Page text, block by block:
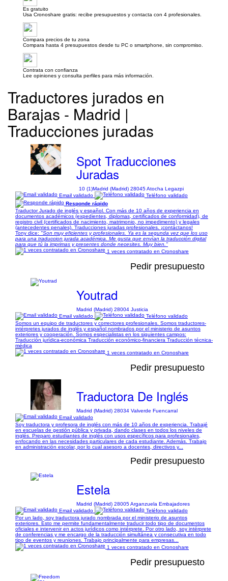
Es gratuito
Usa Cronoshare gratis: recibe presupuestos y contacta con 4 profesionales.
Compara precios de tu zona
Compara hasta 4 presupuestos desde tu PC o smartphone, sin compromiso.
Contrata con confianza
Lee opiniones y consulta perfiles para más información.
Traductores jurados en
Barajas - Madrid |
Traducciones juradas
Spot Traducciones
Juradas
10 (1)Madrid (Madrid) 28045 Atocha Legazpi
Email validado
Teléfono validado
Responde rápido
Traductor Jurado de inglés y español. Con más de 10 años de experiencia en
documentos académicos (expedientes, diplomas, certificados de conformidad), de
registro civil (certificados de nacimiento, matrimonio, no impedimento) y legales
(antecedentes penales). Traducciones juradas profesionales. ¡contáctanos!
Tony dice: "Son muy eficientes y profesionales. Ya es la segunda vez que los uso
para una traduccion jurada académica. Me gusta que envían la traducción digital
para que tú la imprimas y presentes donde necesites. Muy bien."
1 veces contratado en Cronoshare
Pedir presupuesto
Youtrad
Madrid (Madrid) 28004 Justicia
Email validado
Teléfono validado
Somos un equipo de traductores y correctores profesionales. Somos traductores-
intérpretes jurados de inglés y español nombrados por el ministerio de asuntos
exteriores y cooperación. Somos especialistas en los siguientes campos:
Traducción jurídica-económica Traducción económico-financiera Traducción técnica-
médica
1 veces contratado en Cronoshare
Pedir presupuesto
Traductora De Inglés
Madrid (Madrid) 28034 Valverde Fuencarral
Email validado
Soy traductora y profesora de inglés con más de 10 años de experiencia. Trabajé
en escuelas de gestión pública y privada, dando clases en todos los niveles de
inglés. Preparo estudiantes de inglés con usos específicos para profesionales,
enfocando en las necesidades particulares de cada estudiante. Además. Trabajo
en administración escolar, por lo cual asesoro a docentes, directivos y...
Pedir presupuesto
Estela
Madrid (Madrid) 28005 Arganzuela Embajadores
Email validado
Teléfono validado
Por un lado, soy traductora jurado nombrada por el ministerio de asuntos
exteriores. Esto me permite fundamentalmente traducir todo tipo de documentos
oficiales e intervenir en actos jurídicos como intérprete. Por otro lado, soy intérprete
de conferencias y me encargo de la traducción simultánea y consecutiva en todo
tipo de eventos y reuniones. Trabajo principalmente para empresas...
1 veces contratado en Cronoshare
Pedir presupuesto